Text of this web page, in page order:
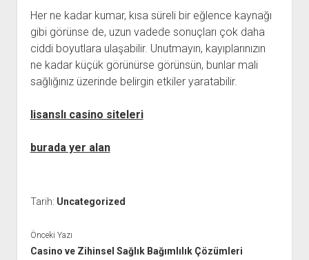
Her ne kadar kumar, kısa süreli bir eğlence kaynağı
gibi görünse de, uzun vadede sonuçları çok daha
ciddi boyutlara ulaşabilir. Unutmayın, kayıplarınızın
ne kadar küçük görünürse görünsün, bunlar mali
sağlığınız üzerinde belirgin etkiler yaratabilir.
lisanslı casino siteleri
burada yer alan
Tarih: Uncategorized
Önceki Yazı
Casino ve Zihinsel Sağlık Bağımlılık Çözümleri